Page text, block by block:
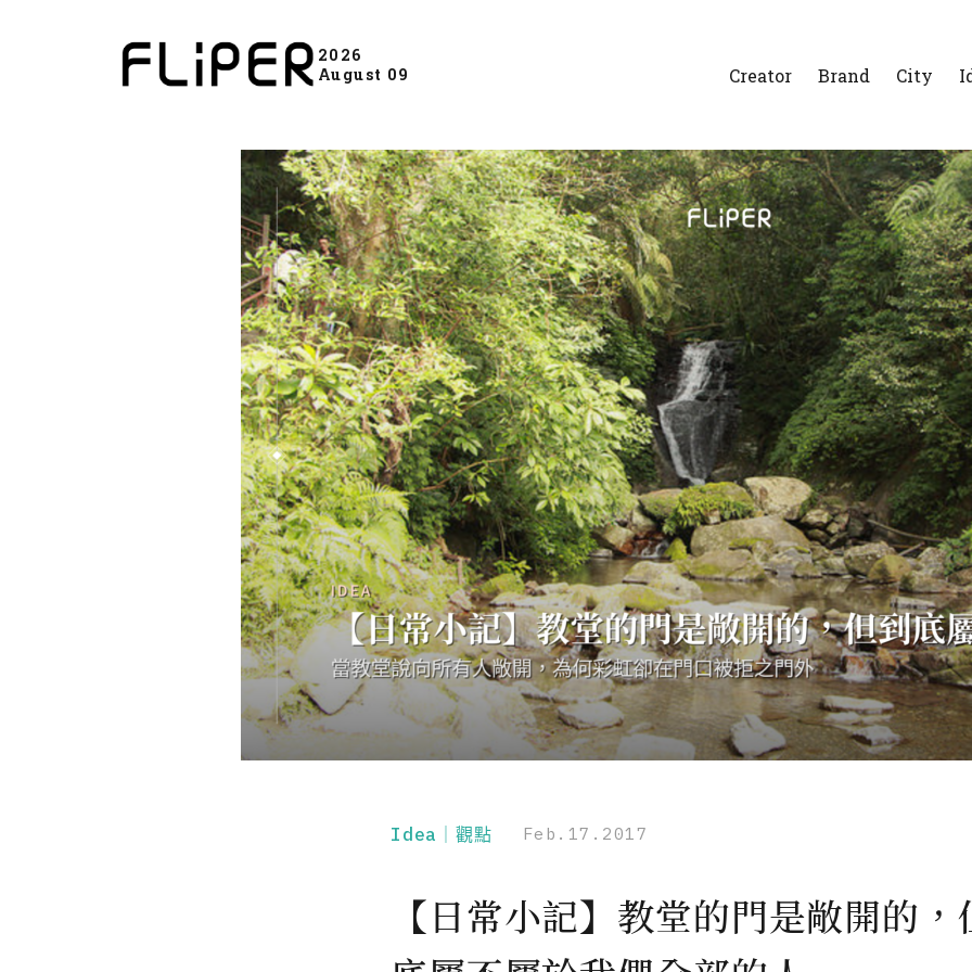
2026
August 09
Creator Brand City
Idea｜觀點 Feb.17.2017
【日常小記】教堂的門是敞開的，